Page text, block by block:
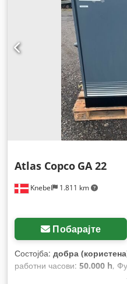
Knebel 1.811 km
Atlas Copco GA 22
Побарајте
Состојба: добра
работни часови: 50.000 h,
, вкупна